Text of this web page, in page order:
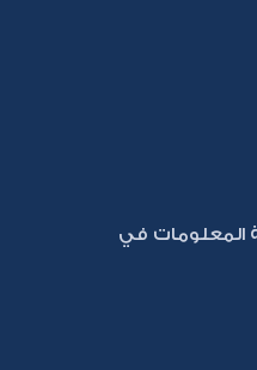
المعلومات في